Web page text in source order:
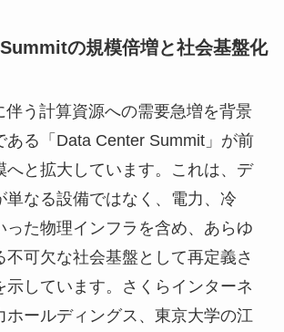
の規模倍増と社会基盤化
伴う計算資源への需要急増を背景
ある「Data Center Summit」が前
へと拡大しています。これは、デ
単なる設備ではなく、電力、冷
った物理インフラを含め、あらゆ
不可欠な社会基盤として再定義さ
示しています。さくらインターネ
ホールディングス、東京大学の江